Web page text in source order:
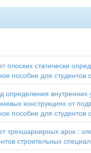
плоских статически
пособие для студентов
определения внутренних
конструкциях от
пособие для студентов
трехшарнирных арок :
строительных